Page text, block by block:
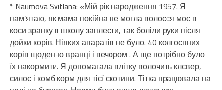
* Naumova Svitlana: «Мій рік народження 1957. Я
пам’ятаю, як мама покійна не могла волосся моє в
коси зранку в школу заплести, так боліли руки після
дойки корів. Ніяких апаратів не було. 40 колгоспних
корів щоденно вранці і вечором . А ще потрібно було
їх накормити. Я допомагала влітку волочить клєвер,
силос і комбікорм для тієї скотини. Тітка працювала на